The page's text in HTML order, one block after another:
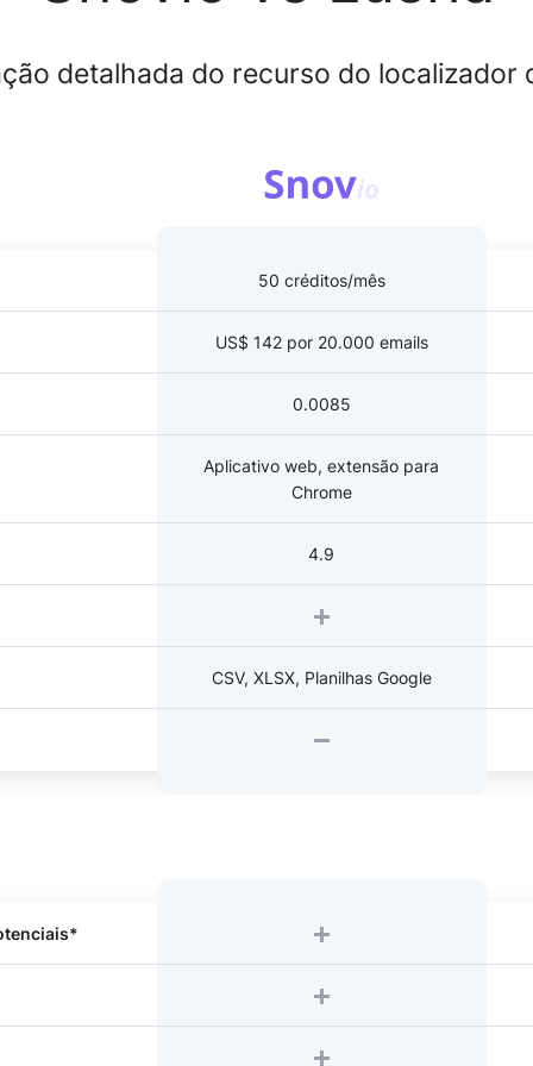
detalhada do recurso do localizador
50 créditos/mês
US$ 142 por 20.000 emails
0.0085
Aplicativo web, extensão para
Chrome
4.9
CSV, XLSX, Planilhas Google